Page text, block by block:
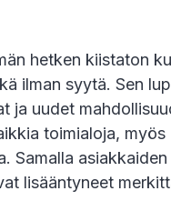
hetken kiistaton
ilman syytä. Sen
ja uudet
toimialoja, myös
Samalla asiakkaiden
lisääntyneet